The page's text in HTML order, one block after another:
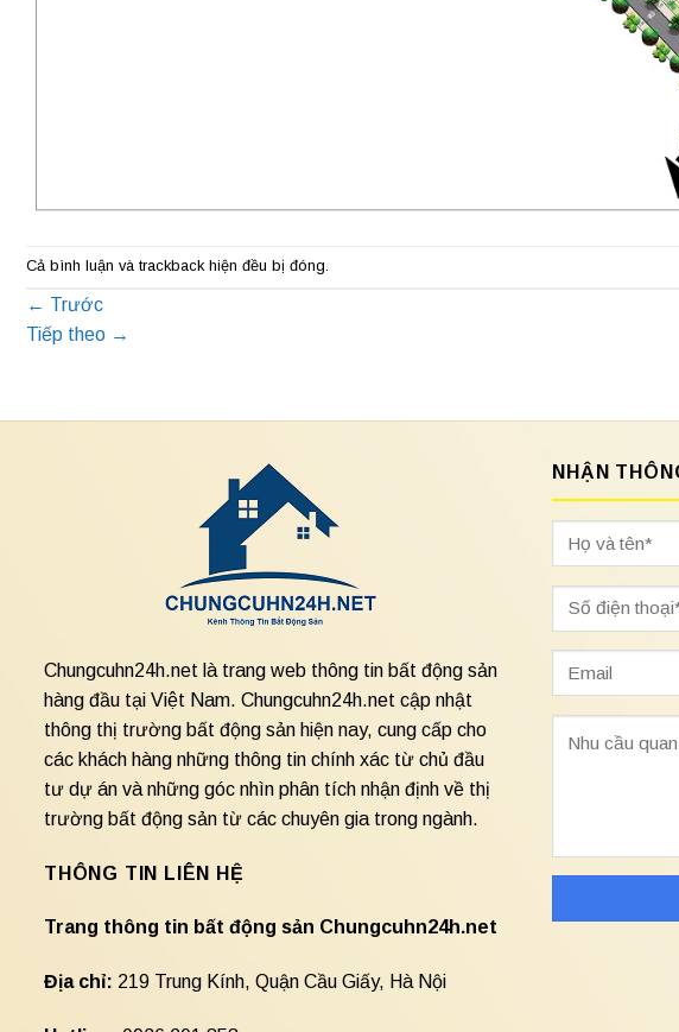
Cả bình luận và trackback hiện đều bị đóng.
← Trước
Tiếp theo →
Chungcuhn24h.net là trang web thông tin bất động sản
hàng đầu tại Việt Nam. Chungcuhn24h.net cập nhật
thông thị trường bất động sản hiện nay, cung cấp cho
các khách hàng những thông tin chính xác từ chủ đầu
tư dự án và những góc nhìn phân tích nhận định về thị
trường bất động sản từ các chuyên gia trong ngành.
THÔNG TIN LIÊN HỆ
Trang thông tin bất động sản Chungcuhn24h.net
Địa chỉ: 219 Trung Kính, Quận Cầu Giấy, Hà Nội
NHẬN